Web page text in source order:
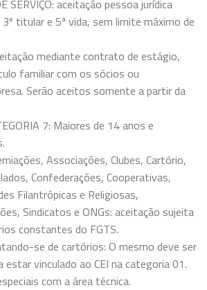
SERVIÇO: aceitação pessoa jurídica
titular e 5ª vida, sem limite máximo de
mediante contrato de estágio,
familiar com os sócios ou
Serão aceitos somente a partir da
7: Maiores de 14 anos e
Associações, Clubes, Cartório,
Confederações, Cooperativas,
Filantrópicas e Religiosas,
Sindicatos e ONGs: aceitação sujeita
constantes do FGTS.
se de cartórios: O mesmo deve ser
estar vinculado ao CEI na categoria 01.
com a área técnica.